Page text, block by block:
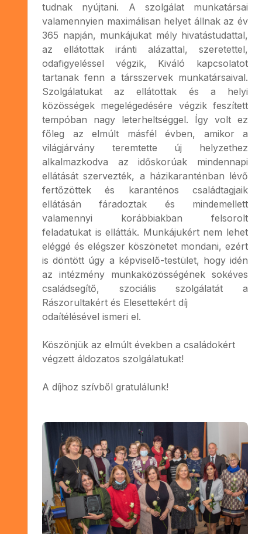
tudnak nyújtani. A szolgálat munkatársai
valamennyien maximálisan helyet állnak az év
365 napján, munkájukat mély hivatástudattal,
az ellátottak iránti alázattal, szeretettel,
odafigyeléssel végzik, Kiváló kapcsolatot
tartanak fenn a társszervek munkatársaival.
Szolgálatukat az ellátottak és a helyi
közösségek megelégedésére végzik feszített
tempóban nagy leterheltséggel. Így volt ez
főleg az elmúlt másfél évben, amikor a
világjárvány teremtette új helyzethez
alkalmazkodva az időskorúak mindennapi
ellátását szervezték, a házikaranténban lévő
fertőzöttek és karanténos családtagjaik
ellátásán fáradoztak és mindemellett
valamennyi korábbiakban felsorolt
feladatukat is ellátták. Munkájukért nem lehet
eléggé és elégszer köszönetet mondani, ezért
is döntött úgy a képviselő-testület, hogy idén
az intézmény munkaközösségének sokéves
családsegítő, szociális szolgálatát a
Rászorultakért és Elesettekért díj
odaítélésével ismeri el.
Köszönjük az elmúlt években a családokért
végzett áldozatos szolgálatukat!
A díjhoz szívből gratulálunk!